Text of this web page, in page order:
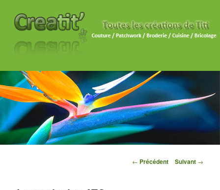
Navigation des articles
← Précédent Suivant →